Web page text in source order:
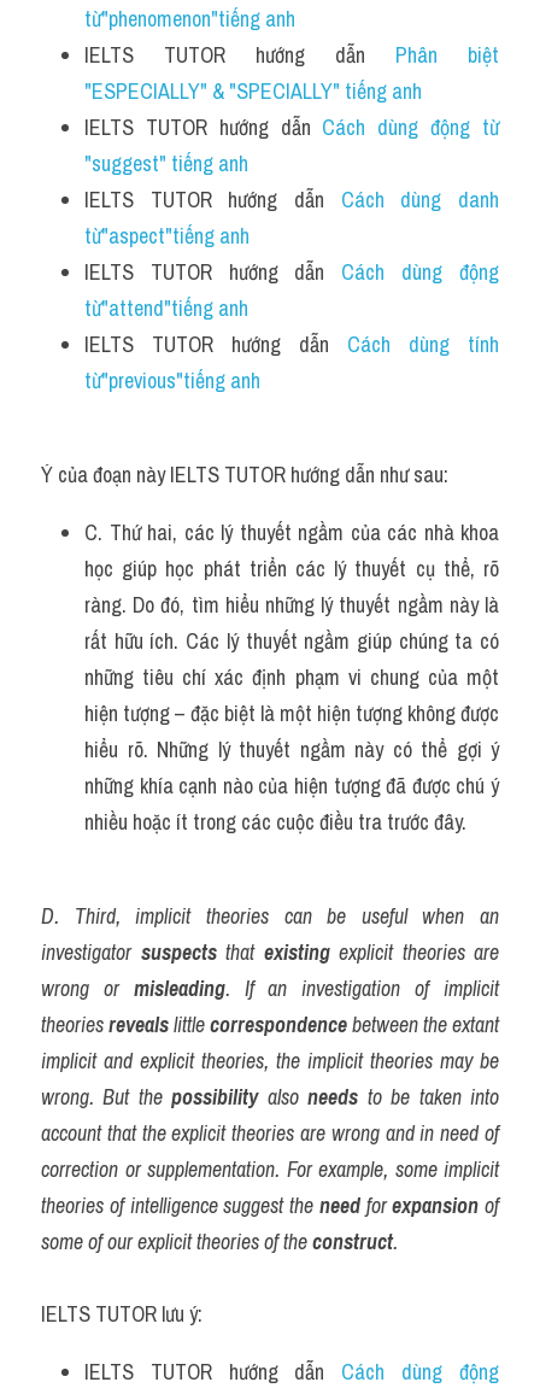
từ"phenomenon"tiếng anh
IELTS TUTOR hướng dẫn Phân biệt
"ESPECIALLY" & "SPECIALLY" tiếng anh
IELTS TUTOR hướng dẫn Cách dùng động từ
"suggest" tiếng anh
IELTS TUTOR hướng dẫn Cách dùng danh
từ"aspect"tiếng anh
IELTS TUTOR hướng dẫn Cách dùng động
từ"attend"tiếng anh
IELTS TUTOR hướng dẫn Cách dùng tính
từ"previous"tiếng anh
Ý của đoạn này IELTS TUTOR hướng dẫn như sau:
C. Thứ hai, các lý thuyết ngầm của các nhà khoa
học giúp học phát triển các lý thuyết cụ thể, rõ
ràng. Do đó, tìm hiểu những lý thuyết ngầm này là
rất hữu ích. Các lý thuyết ngầm giúp chúng ta có
những tiêu chí xác định phạm vi chung của một
hiện tượng – đặc biệt là một hiện tượng không được
hiểu rõ. Những lý thuyết ngầm này có thể gợi ý
những khía cạnh nào của hiện tượng đã được chú ý
nhiều hoặc ít trong các cuộc điều tra trước đây.
D. Third, implicit theories can be useful when an
investigator suspects that existing explicit theories are
wrong or misleading. If an investigation of implicit
theories reveals little correspondence between the extant
implicit and explicit theories, the implicit theories may be
wrong. But the possibility also needs to be taken into
account that the explicit theories are wrong and in need of
correction or supplementation. For example, some implicit
theories of intelligence suggest the need for expansion of
some of our explicit theories of the construct.
IELTS TUTOR lưu ý:
IELTS TUTOR hướng dẫn Cách dùng động